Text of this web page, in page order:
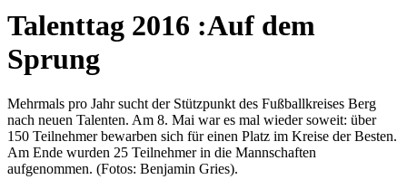
Talenttag 2016 :Auf dem
Sprung
Mehrmals pro Jahr sucht der Stützpunkt des Fußballkreises Berg
nach neuen Talenten. Am 8. Mai war es mal wieder soweit: über
150 Teilnehmer bewarben sich für einen Platz im Kreise der Besten.
Am Ende wurden 25 Teilnehmer in die Mannschaften
aufgenommen. (Fotos: Benjamin Gries).